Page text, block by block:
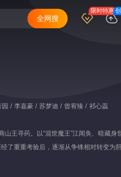
限时特惠
全网搜
/ 李嘉豪 / 苏梦迪 / 曾宥臻 / 祁心蕊
王寻药。以“混世魔王”江闻奂、暗藏
重重考验后，逐渐从争锋相对转变为